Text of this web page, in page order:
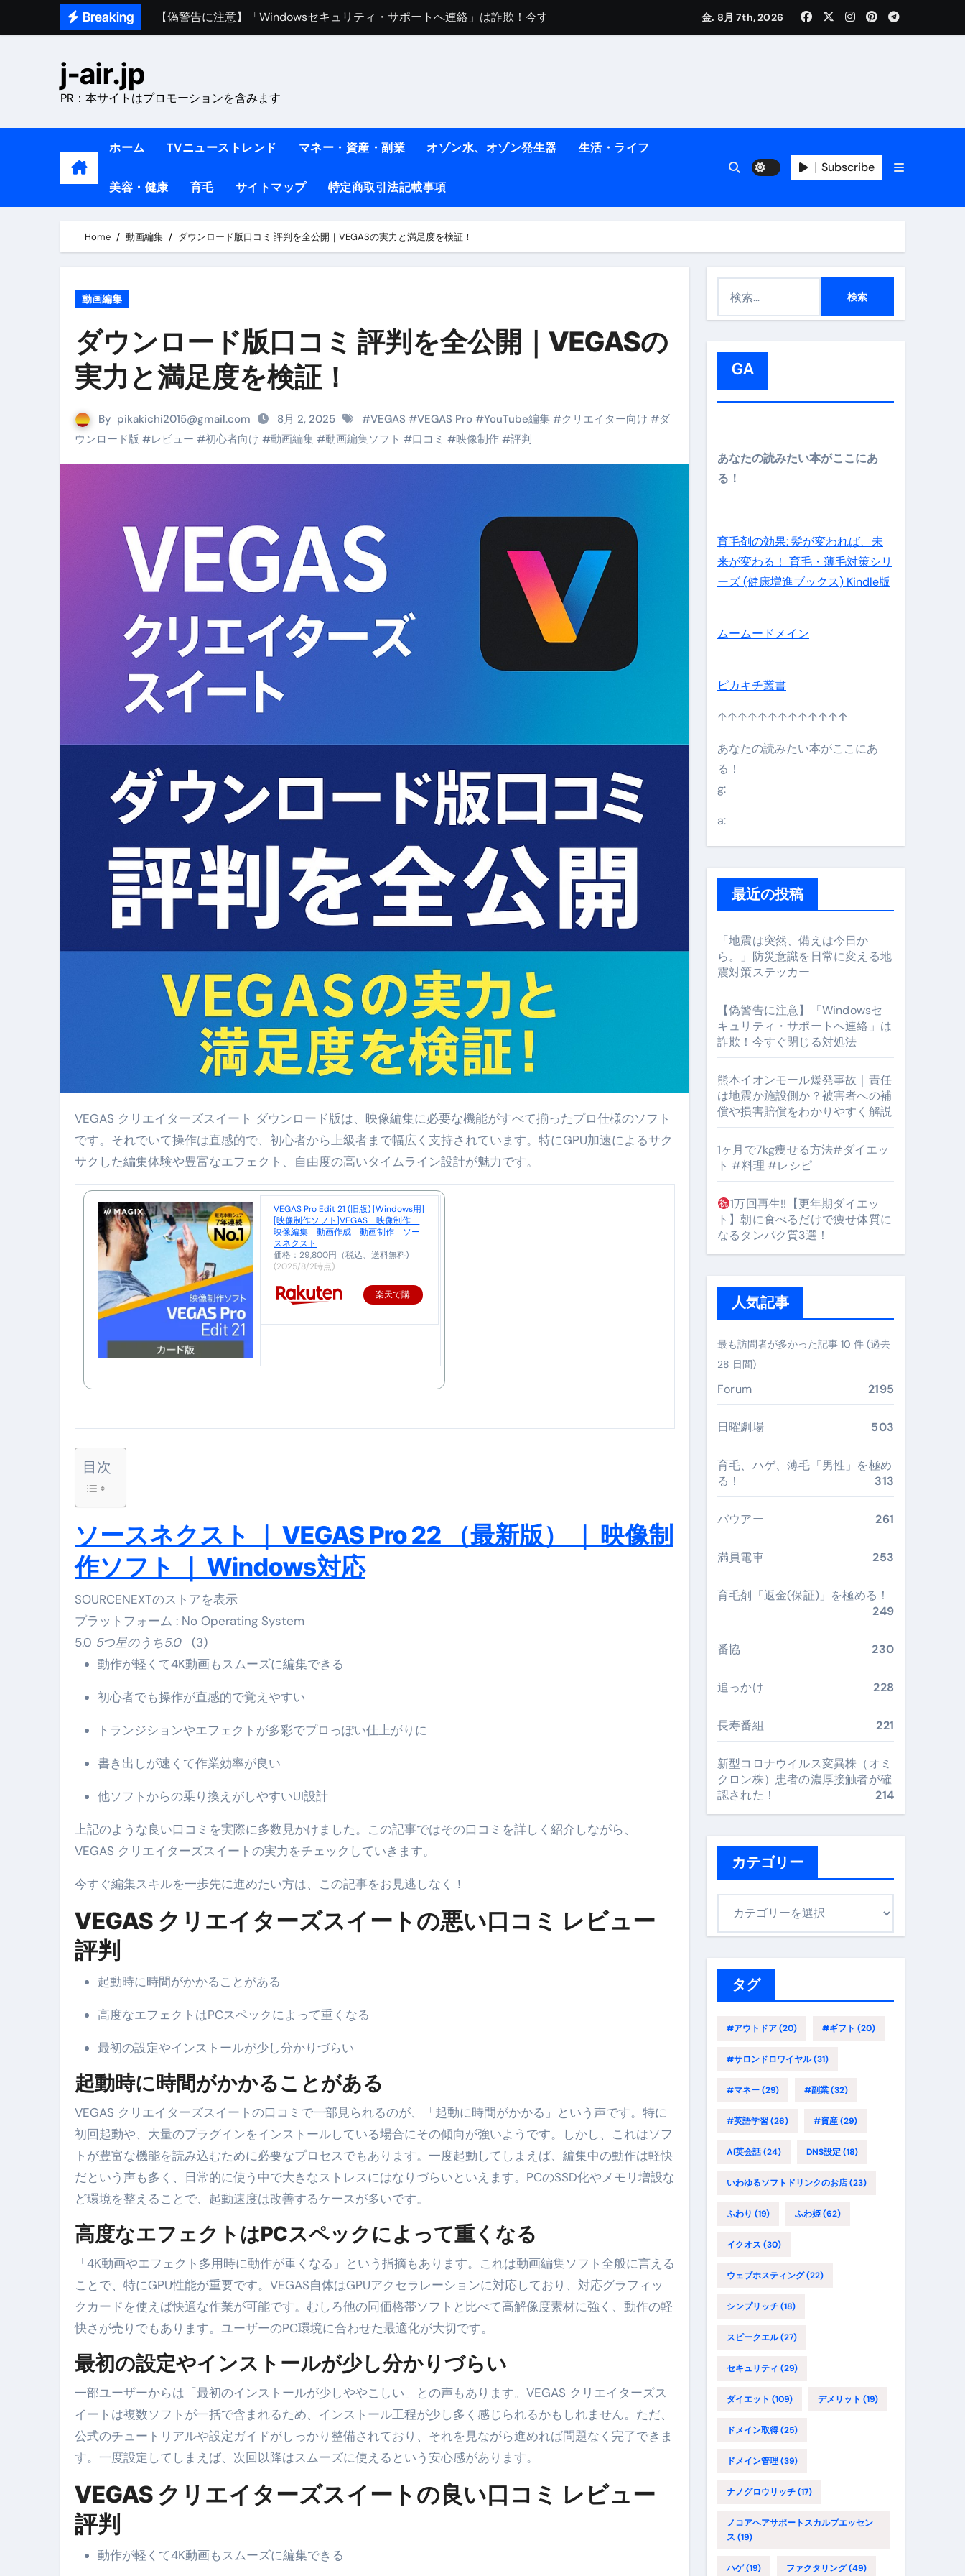
Breaking
熊本イオンモール爆発事故｜責任は地震か施設側か？被害者への補償や損害賠償をわかりやすく解説
【医者が教える】本当に痩せる薬はコレ！ #医療ダイエット
中町綾が2週間で3.5kg痩せた方法 #shots
【医者が解説】このふくらはぎ痩せ本当に効果ある？ #エクササイズ
【美容】ダイエットに対する私の考え方と実践方法を解説します【健康】
【1日ダイエットルーティン】運動なしで2ヶ月で10kg減量した、私の痩せる9つの習慣 | レシピ付き | ダイエット中の食事
リサイクル業者の無料回収・無料査定は危険？情報収集との関係と見分け方を解説
山梨県震度6弱と富士山噴火の関係｜最新観測データと前兆現象を徹底解説【2026】
青森県震度6とベネゼエラM7級地震の関連性は？
Cookie同意管理ツール「STRIGHT」取り扱い開始＆リリース記念キャンペーン【ムームードメイン】
金融ブラックでも毎日「ビットコイン」がもらえる超お得アプリ
意外にありえる？日経平均40000円を妄想シナリオ検証してみた！ズボラ株投資
アフィリエイト【稼げるキーワード】一覧※YouTubeブログSNS共通
【必見】融資受けるなら”コレ”を確実に取り組むべき！ #shorts
弁護士が教える「投資詐欺」に引っかからないための方法 #投資詐欺 #詐欺 #弁護士 #法律
【PR】フリーランス必見！入金前の売上をすぐに現金で受け取る方法
【2023年最新】金融ブラックでも可能な資金調達法3選！#shorts
個人事業主は銀行から融資を受けるとリスクが高い #shorts
【超高騰】爆上がりしたビットコインに695万円も投資してる営業39歳サラリーマン【2025年10月3日】 #bitcoin #全財産 #暗号資産
Q：借りた借金を返さなくていい場合ってありますか？#Shorts
【必見】もう営業電話は怖くない！初心者でも成果を出す電話の仕方はコレ！
フリーランス・個人事業主におすすめの資金調達4選
自己破産中に絶対にしてはダメなこと7選
No.102 9割が勘違い 自己破産の真実
アーモンドを毎日食べたらどうなるの？①【30秒でわかる効果まとめ】#アーモンド #ダイエット #筋トレ #美容 #健康 #雑学 #ナレーター #小林将大
【ひろゆき】借金1億円あります 返済か、自己破産かひろゆきさんならどちらを選びますか？ #shorts
セラピストのための！美容、健康、ダイエットにとても重要な女性ホルモンと男性ホルモン
弁護士解説【詐欺被害】警察に行っても返金されません
5キロ痩せる簡単な方法
ムームードメイン 2月のおすすめドメイン特集- ビジネスの信用を築く――そのすべての起点となるのが独自ドメイン
FRONTIER スーパーセール2026 完全攻略ガイド 今こそ買い時！ゲーミングPC・高性能BTOを最安で手に入れる方法
なくす不安と消える恐怖をゼロにする時代へ Pebblebee × iMazing で完成する「究極のスマホ防衛システム」完全ガイド
使った分だけ支払う、いちばん賢いスマホ代。 BB.exciteモバイル「Fitプラン」完全ガイド
英語が「聞こえる・分かる・話せる」に変わる30日間 ― 科学的メソッドで英語脳を作る完全ガイド
【海外ツアー完全ガイド】アジア最安1万円台＆ハワイ朝食付き割引まで網羅 ― “失敗せずに選ぶ”実践大全
新春スペシャルセール完全ガイド：国内航空券＋ホテルが“セット割”で最安級！ スカイマーク／Peach／FDA／ソラシドエアを目的別に選ぶコツと、失敗し
【ムームードメイン】 【.site】今注目のドメインをご紹介
何をするサイトか”が一目で伝わる。いま選ばれている新定番ドメイン
梅干しを毎日食べたらどうなるの？①【30秒でわかる効果まとめ】#梅干し #ダイエット #筋トレ #美容 #健康 #雑学 #ナレーター #小林将大
ブルーベリーを毎日食べたらどうなるの？②【30秒でわかる効果まとめ】#ダイエット #筋トレ #美容 #健康 #雑学 #ナレーター #小林将大
かいまき（掻巻き）超完全ガイド｜“着る布団”で肩・首・足元の冷えを根こそぎ防ぐ！素材別おすすめ・選び方・洗い方・Q&Aまで
【最新版】掛け布団の選び方“完全攻略”｜シンサレート・羽毛・人工羽毛・調温・吸湿発熱…あなたの寝室に最適解を出す快眠ガイド
【アシストステッパー】ハンドル付き・筋力アシスト・ツイスト・天然木まで徹底分類！室内で“足腰と体幹”を育てる選び方＆続け方ガイド
【2026年最新保存版】エアトリ超新春セール＆セット割完全攻略ガイド｜海外・国内旅行を最安値で実現する究極の旅術
コロナウイルス完全解説ガイド ― 正しく知ることが、最大の感染対策になる ―
「3秒で整う、新しい栄養補給」 飲むミスト（IN MIST）とは何か──「飲む」という行為を再定義する新しいサプリ体験
【最新】手袋の選び方 完全ガイド｜スマホ対応・防寒・撥水・作業用（ニトリル/ビニール）まで目的別に失敗しない
電気カミソリ完全ガイド｜深剃り・肌へのやさしさ・防水・充電方式まで失敗しない選び方
補聴器の選び方 完全ガイド｜集音器との違い・タイプ別比較・価格の考え方・失敗しないチェックリスト（高齢者にも）
失敗しない「爪切り」完全ガイド：高級クリッパー・ニッパー・電動まで、硬い爪／巻き爪／飛び散り対策の選び方
失敗しない「カニ」完全ガイド：ズワイ・タラバ・ポーション・カット済みの選び方と、年末年始に“満足度MAX”で食べるコツ
松前漬とは何か──北海道の海と暮らしが生んだ“完成された保存食文化”
金. 8月 7th, 2026
j-air.jp
PR：本サイトはプロモーションを含みます
ホーム TVニューストレンド マネー・資産・副業 オゾン水、オゾン発生器 生活・ライフ
美容・健康 育毛 サイトマップ 特定商取引法記載事項
Subscribe
Home 動画編集 ダウンロード版口コミ 評判を全公開｜VEGASの実力と満足度を検証！
動画編集
ダウンロード版口コミ 評判を全公開｜VEGASの
実力と満足度を検証！
By pikakichi2015@gmail.com 8月 2, 2025 #VEGAS #VEGAS Pro #YouTube編集 #クリエイター向け #ダ
ウンロード版 #レビュー #初心者向け #動画編集 #動画編集ソフト #口コミ #映像制作 #評判
VEGAS クリエイターズスイート ダウンロード版は、映像編集に必要な機能がすべて揃ったプロ仕様のソフト
です。それでいて操作は直感的で、初心者から上級者まで幅広く支持されています。特にGPU加速によるサク
サクした編集体験や豊富なエフェクト、自由度の高いタイムライン設計が魅力です。
VEGAS Pro Edit 21 (旧版) [Windows用]
[映像制作ソフト]VEGAS 映像制作
映像編集 動画作成 動画制作 ソー
スネクスト
価格：29,800円（税込、送料無料)
(2025/8/2時点)
楽天で購
目次
ソースネクスト ｜ VEGAS Pro 22 （最新版） ｜ 映像制
作ソフト ｜ Windows対応
SOURCENEXTのストアを表示
プラットフォーム : No Operating System
5.0 5つ星のうち5.0
(3)
動作が軽くて4K動画もスムーズに編集できる
初心者でも操作が直感的で覚えやすい
トランジションやエフェクトが多彩でプロっぽい仕上がりに
書き出しが速くて作業効率が良い
他ソフトからの乗り換えがしやすいUI設計
上記のような良い口コミを実際に多数見かけました。この記事ではその口コミを詳しく紹介しながら、
VEGAS クリエイターズスイートの実力をチェックしていきます。
今すぐ編集スキルを一歩先に進めたい方は、この記事をお見逃しなく！
VEGAS クリエイターズスイートの悪い口コミ レビュー
評判
起動時に時間がかかることがある
高度なエフェクトはPCスペックによって重くなる
最初の設定やインストールが少し分かりづらい
起動時に時間がかかることがある
VEGAS クリエイターズスイートの口コミで一部見られるのが、「起動に時間がかかる」という声です。特に
初回起動や、大量のプラグインをインストールしている場合にその傾向が強いようです。しかし、これはソフ
トが豊富な機能を読み込むために必要なプロセスでもあります。一度起動してしまえば、編集中の動作は軽快
だという声も多く、日常的に使う中で大きなストレスにはなりづらいといえます。PCのSSD化やメモリ増設な
ど環境を整えることで、起動速度は改善するケースが多いです。
高度なエフェクトはPCスペックによって重くなる
「4K動画やエフェクト多用時に動作が重くなる」という指摘もあります。これは動画編集ソフト全般に言える
ことで、特にGPU性能が重要です。VEGAS自体はGPUアクセラレーションに対応しており、対応グラフィッ
クカードを使えば快適な作業が可能です。むしろ他の同価格帯ソフトと比べて高解像度素材に強く、動作の軽
快さが売りでもあります。ユーザーのPC環境に合わせた最適化が大切です。
最初の設定やインストールが少し分かりづらい
一部ユーザーからは「最初のインストールが少しややこしい」との声もあります。VEGAS クリエイターズス
イートは複数ソフトが一括で含まれるため、インストール工程が少し多く感じられるかもしれません。ただ、
公式のチュートリアルや設定ガイドがしっかり整備されており、それを見ながら進めれば問題なく完了できま
す。一度設定してしまえば、次回以降はスムーズに使えるという安心感があります。
VEGAS クリエイターズスイートの良い口コミ レビュー
評判
動作が軽くて4K動画もスムーズに編集できる
GA
あなたの読みたい本がここにあ
る！
育毛剤の効果: 髪が変われば、未
来が変わる！ 育毛・薄毛対策シリ
ーズ (健康増進ブックス) Kindle版
ムームードメイン
ピカキチ叢書
↑↑↑↑↑↑↑↑↑↑↑↑↑
あなたの読みたい本がここにあ
る！
g:
a:
最近の投稿
「地震は突然、備えは今日か
ら。」防災意識を日常に変える地
震対策ステッカー
【偽警告に注意】「Windowsセ
キュリティ・サポートへ連絡」は
詐欺！今すぐ閉じる対処法
熊本イオンモール爆発事故｜責任
は地震か施設側か？被害者への補
償や損害賠償をわかりやすく解説
1ヶ月で7kg痩せる方法#ダイエッ
ト #料理 #レシピ
1万回再生!!【更年期ダイエッ
ト】朝に食べるだけで痩せ体質に
なるタンパク質3選！
人気記事
最も訪問者が多かった記事 10 件 (過去
28 日間)
Forum 2195
日曜劇場 503
育毛、ハゲ、薄毛「男性」を極め
る！
313
バウアー 261
満員電車 253
育毛剤「返金(保証)」を極める！
249
番協 230
追っかけ 228
長寿番組 221
新型コロナウイルス変異株（オミ
クロン株）患者の濃厚接触者が確
認された！
214
カテゴリー
タグ
#アウトドア(20) #ギフト (20)
#サロンドロワイヤル(31)
#マネー(29) #副業(32)
#英語学習(26) #資産(29)
AI英会話(24) DNS設定(18)
いわゆるソフトドリンクのお店(23)
ふわり (19) ふわ姫(62)
イクオス (30)
ウェブホスティング(22)
シンプリッチ(18)
スピークエル(27)
セキュリティ (29)
ダイエット (109) デメリット (19)
ドメイン取得(25)
ドメイン管理(39)
ナノグロウリッチ(17)
ノコアヘアサポートスカルプエッセン
ス (19)
ハゲ(19) ファクタリング(49)